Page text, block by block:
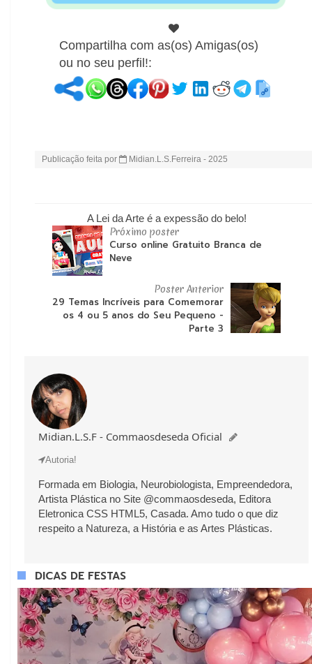
Compartilha com as(os) Amigas(os)
ou no seu perfil!:
Descrição da Publicação: ✨ Por que é tão importante
Publicação feita por Midian.L.S.Ferreira - 2025
A Lei da Arte é a expessão do belo!
Próximo poster
Curso online Gratuito Branca de
Neve
Poster Anterior
29 Temas Incríveis para Comemorar
os 4 ou 5 anos do Seu Pequeno -
Parte 3
Midian.L.S.F - Commaosdeseda Oficial
Autoria!
Formada em Biologia, Neurobiologista, Empreendedora,
Artista Plástica no Site @commaosdeseda, Editora
Eletronica CSS HTML5, Casada. Amo tudo o que diz
respeito a Natureza, a História e as Artes Plásticas.
DICAS DE FESTAS
DICAS DE FESTAS